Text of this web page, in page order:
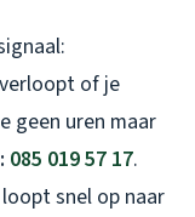
of je
geen uren maar
085 019 57 17.
snel op naar